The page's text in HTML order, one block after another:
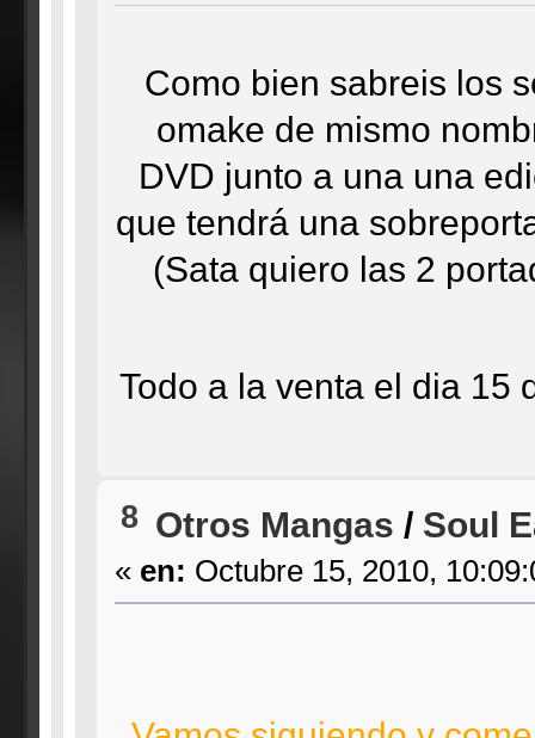
Como bien sabreis los
omake de mismo
DVD junto a una una
que tendrá una
(Sata quiero las 2
Todo a la venta el dia
8 Otros Mangas / Soul
« en: Octubre 15, 2010,